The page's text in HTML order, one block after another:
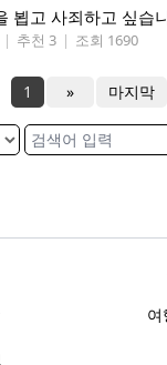
뵙고 사죄하고 싶습
| 추천 3 | 조회 1690
1 » 마지막